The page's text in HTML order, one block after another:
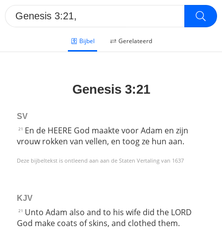
Bijbel Gerelateerd
Genesis 3:21
SV
21 En de HEERE God maakte voor Adam en zijn
vrouw rokken van vellen, en toog ze hun aan.
Deze bijbeltekst is ontleend aan aan de Staten Vertaling van 1637
KJV
21 Unto Adam also and to his wife did the LORD
God make coats of skins, and clothed them.